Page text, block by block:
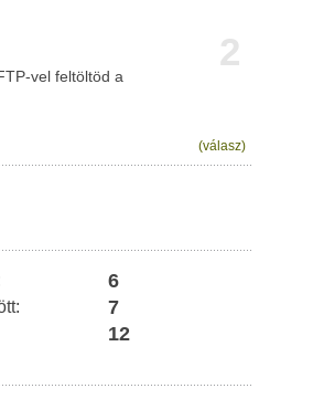
2
vel feltöltöd a
(válasz)
6
7
12